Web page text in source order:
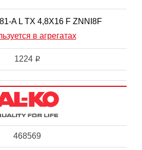
A L TX 4,8X16 F ZNNI8F
в агрегатах
1224 i
468569